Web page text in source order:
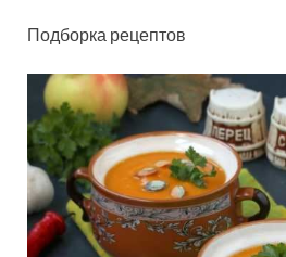
Подборка рецептов